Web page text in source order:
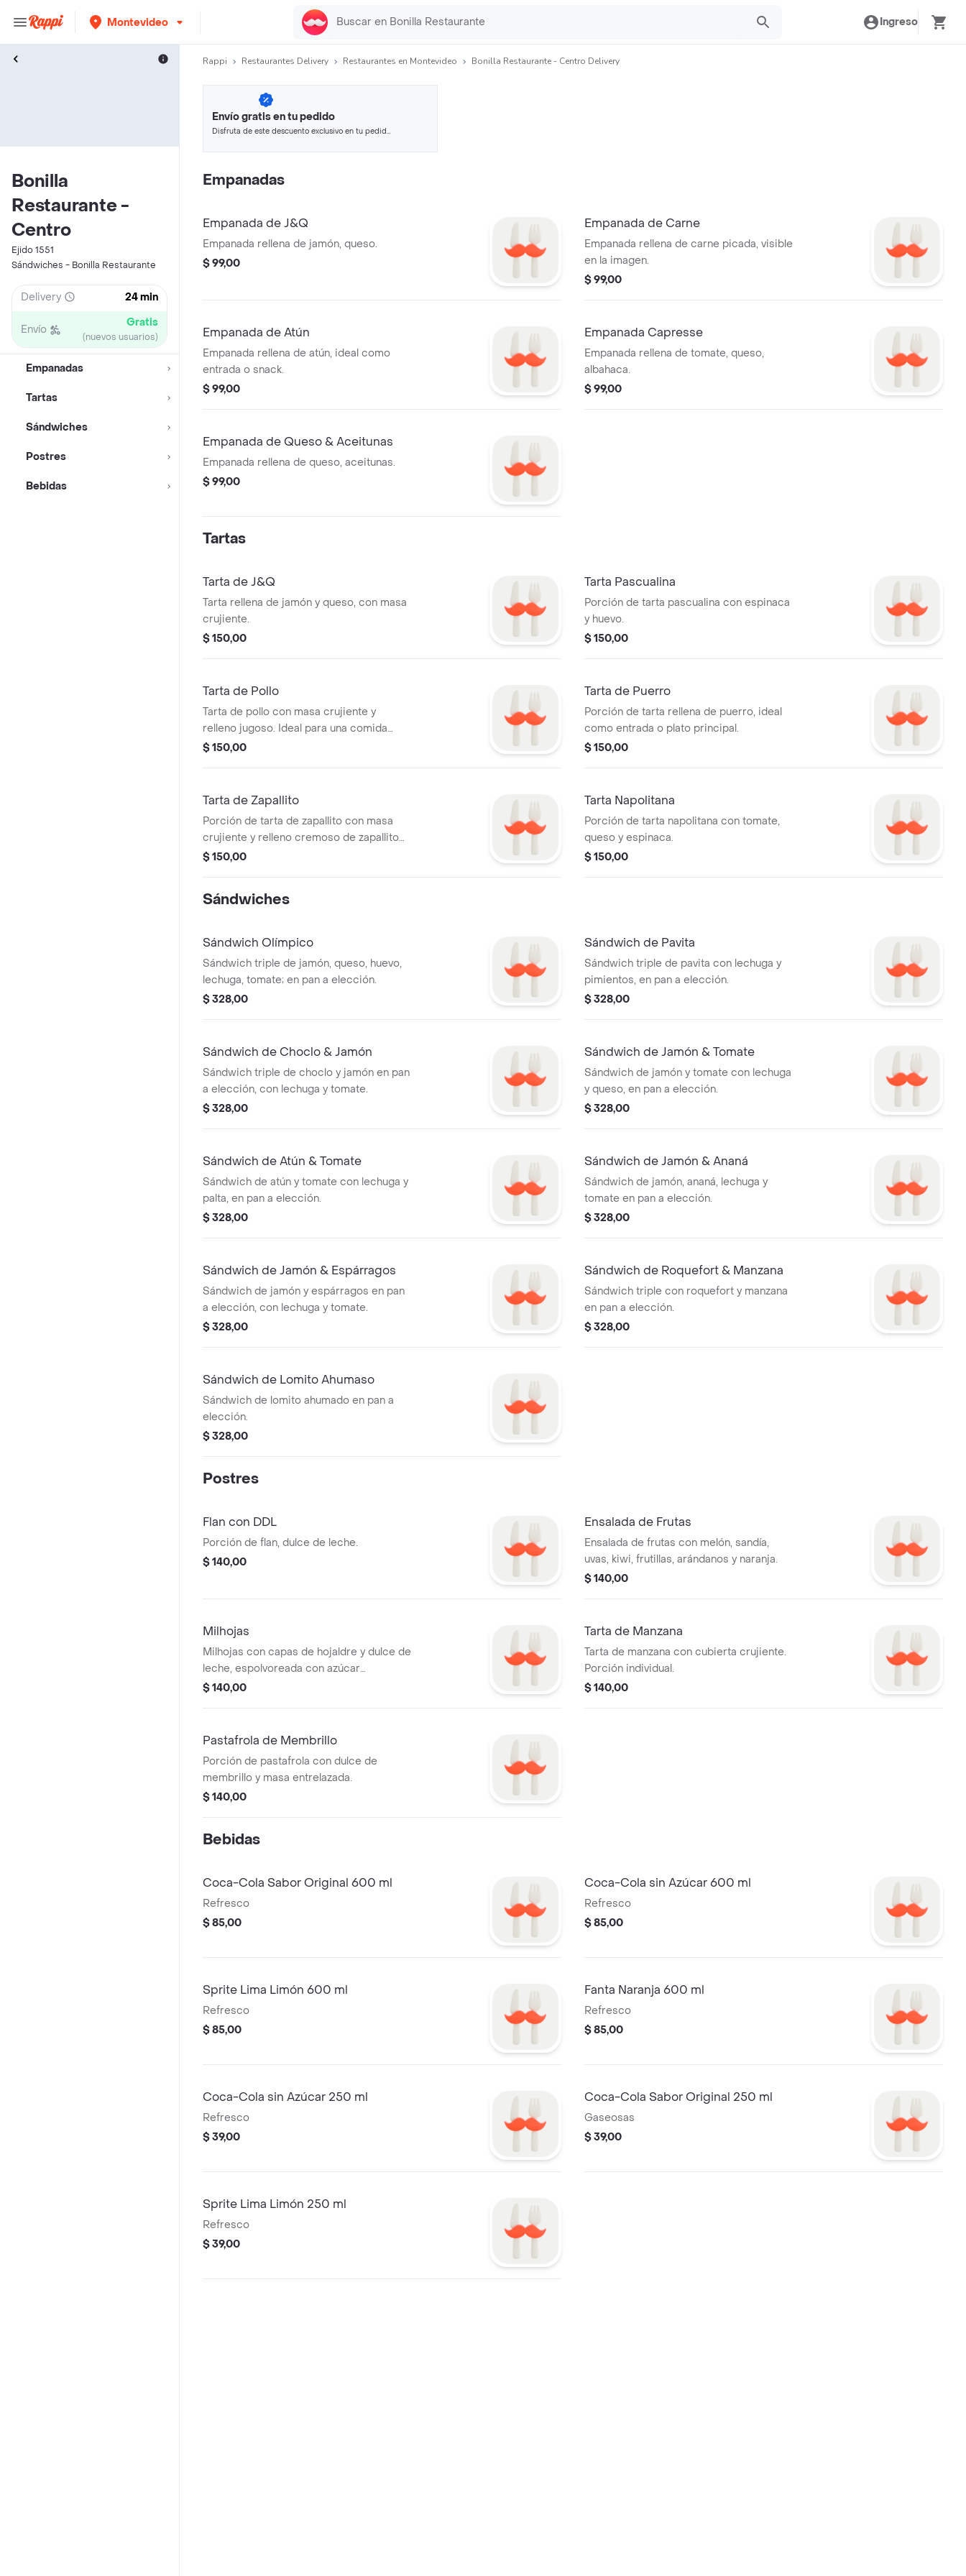
Montevideo Ingreso
Bonilla
Restaurante -
Centro
Ejido 1551
Sándwiches - Bonilla Restaurante
Delivery 24 min
Envío Gratis
(nuevos usuarios)
Empanadas
Tartas
Sándwiches
Postres
Bebidas
Rappi Restaurantes Delivery Restaurantes en Montevideo Bonilla Restaurante - Centro Delivery
Envío gratis en tu pedido
Disfruta de este descuento exclusivo en tu pedido
Empanadas
Empanada de J&Q
Empanada rellena de jamón, queso.
$ 99,00
Empanada de Carne
Empanada rellena de carne picada, visible
en la imagen.
$ 99,00
Empanada de Atún
Empanada rellena de atún, ideal como
entrada o snack.
$ 99,00
Empanada Capresse
Empanada rellena de tomate, queso,
albahaca.
$ 99,00
Empanada de Queso & Aceitunas
Empanada rellena de queso, aceitunas.
$ 99,00
Tartas
Tarta de J&Q
Tarta rellena de jamón y queso, con masa
crujiente.
$ 150,00
Tarta Pascualina
Porción de tarta pascualina con espinaca
y huevo.
$ 150,00
Tarta de Pollo
Tarta de pollo con masa crujiente y
relleno jugoso. Ideal para una comida
rápida.
$ 150,00
Tarta de Puerro
Porción de tarta rellena de puerro, ideal
como entrada o plato principal.
$ 150,00
Tarta de Zapallito
Porción de tarta de zapallito con masa
crujiente y relleno cremoso de zapallito
visible.
$ 150,00
Tarta Napolitana
Porción de tarta napolitana con tomate,
queso y espinaca.
$ 150,00
Sándwiches
Sándwich Olímpico
Sándwich triple de jamón, queso, huevo,
lechuga, tomate; en pan a elección.
$ 328,00
Sándwich de Pavita
Sándwich triple de pavita con lechuga y
pimientos, en pan a elección.
$ 328,00
Sándwich de Choclo & Jamón
Sándwich triple de choclo y jamón en pan
a elección, con lechuga y tomate.
$ 328,00
Sándwich de Jamón & Tomate
Sándwich de jamón y tomate con lechuga
y queso, en pan a elección.
$ 328,00
Sándwich de Atún & Tomate
Sándwich de atún y tomate con lechuga y
palta, en pan a elección.
$ 328,00
Sándwich de Jamón & Ananá
Sándwich de jamón, ananá, lechuga y
tomate en pan a elección.
$ 328,00
Sándwich de Jamón & Espárragos
Sándwich de jamón y espárragos en pan
a elección, con lechuga y tomate.
$ 328,00
Sándwich de Roquefort & Manzana
Sándwich triple con roquefort y manzana
en pan a elección.
$ 328,00
Sándwich de Lomito Ahumaso
Sándwich de lomito ahumado en pan a
elección.
$ 328,00
Postres
Flan con DDL
Porción de flan, dulce de leche.
$ 140,00
Ensalada de Frutas
Ensalada de frutas con melón, sandía,
uvas, kiwi, frutillas, arándanos y naranja.
$ 140,00
Milhojas
Milhojas con capas de hojaldre y dulce de
leche, espolvoreada con azúcar
impalpable.
$ 140,00
Tarta de Manzana
Tarta de manzana con cubierta crujiente.
Porción individual.
$ 140,00
Pastafrola de Membrillo
Porción de pastafrola con dulce de
membrillo y masa entrelazada.
$ 140,00
Bebidas
Coca-Cola Sabor Original 600 ml
Refresco
$ 85,00
Coca-Cola sin Azúcar 600 ml
Refresco
$ 85,00
Sprite Lima Limón 600 ml
Refresco
$ 85,00
Fanta Naranja 600 ml
Refresco
$ 85,00
Coca-Cola sin Azúcar 250 ml
Refresco
$ 39,00
Coca-Cola Sabor Original 250 ml
Gaseosas
$ 39,00
Sprite Lima Limón 250 ml
Refresco
$ 39,00